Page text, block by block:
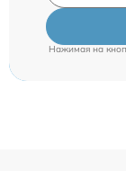
Нажимая на